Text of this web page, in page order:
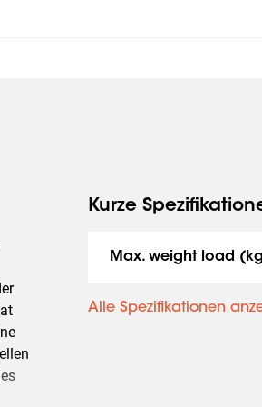
Kurze
Max. weight load
Alle Spezifikationen